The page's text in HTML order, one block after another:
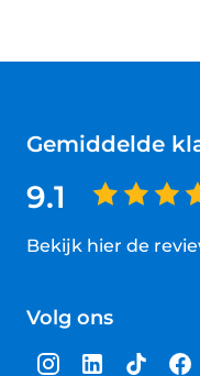
Gemiddelde
9.1
Bekijk hier de
van
sterren
Volg ons